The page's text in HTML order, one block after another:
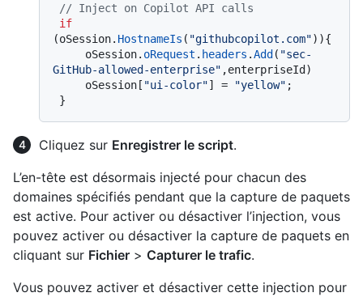
// Inject on Copilot API calls
if
(oSession. HostnameIs ( "githubcopilot.com")){
     oSession.
oRequest . headers .Add ( "sec-
GitHub-allowed-enterprise" ,enterpriseId)
     oSession[
"ui-color"] = "yellow" ;
Cliquez sur Enregistrer le script.
L’en-tête est désormais injecté pour chacun des
domaines spécifiés pendant que la capture de paquets
est active. Pour activer ou désactiver l’injection, vous
pouvez activer ou désactiver la capture de paquets en
cliquant sur Fichier > Capturer le trafic.
Vous pouvez activer et désactiver cette injection pour